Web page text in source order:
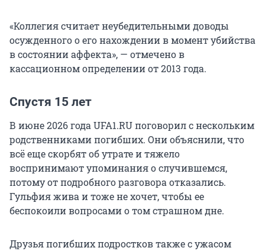
«Коллегия считает неубедительными доводы
осужденного о его нахождении в момент убийства
в состоянии аффекта», — отмечено в
кассационном определении от 2013 года.
Спустя 15 лет
В июне 2026 года UFA1.RU поговорил с нескольким
родственниками погибших. Они объяснили, что
всё еще скорбят об утрате и тяжело
воспринимают упоминания о случившемся,
потому от подробного разговора отказались.
Гульфия жива и тоже не хочет, чтобы ее
беспокоили вопросами о том страшном дне.
Друзья погибших подростков также с ужасом